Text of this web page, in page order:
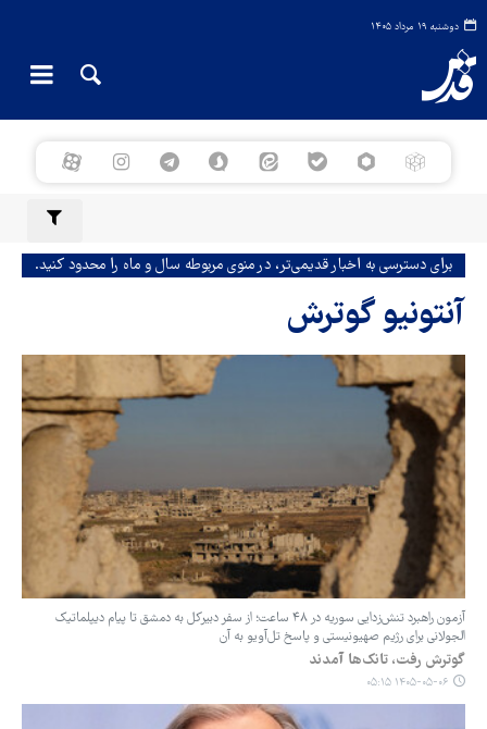
دوشنبه ۱۹ مرداد ۱۴۰۵
برای دسترسی به اخبار قدیمی‌تر، در منوی مربوطه سال و ماه را محدود کنید.
آنتونیو گوترش
آزمون راهبرد تنش‌زدایی سوریه در ۴۸ ساعت؛ از سفر دبیرکل به دمشق تا پیام‌ دیپلماتیک
الجولانی برای رژیم صهیونیستی و پاسخ تل‌آویو به آن
گوترش رفت، تانک‌ها آمدند
۱۴۰۵-۰۵-۰۶ ۰۵:۱۵